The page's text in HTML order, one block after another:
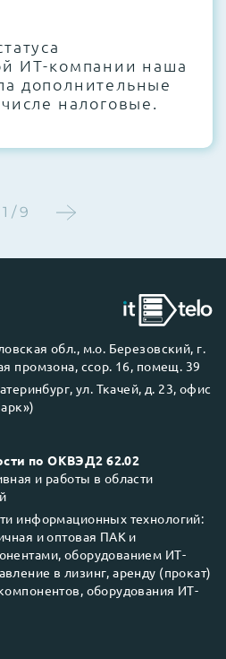
под 100%
72 часов для
всех подсистем
ИТ-компании наша
дополнительные
налоговые.
1 / 9
обл., м.о. Березовский, г.
промзона, ссор. 16, помещ. 39
ул. Ткачей, д. 23, офис
по ОКВЭД2 62.02
и работы в области
информационных технологий:
и оптовая ПАК и
оборудованием ИТ-
в лизинг, аренду (прокат)
оборудования ИТ-